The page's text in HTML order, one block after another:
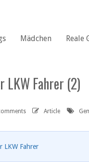
Mädchen Reale
LKW Fahrer (2)
Article
LKW Fahrer